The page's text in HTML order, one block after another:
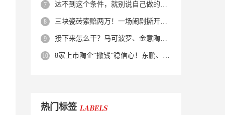
达不到这个条件，就别说自己做的是质感砖！
三块瓷砖索赔两万！一场闹剧撕开了装修“碰瓷”的遮羞布
接下来怎么干？马可波罗、金意陶、蒙娜丽莎、箭牌、欧神诺、宏宇…
8家上市陶企“撒钱”稳信心！东鹏、蒙娜丽莎等启动回购增持
热门标签